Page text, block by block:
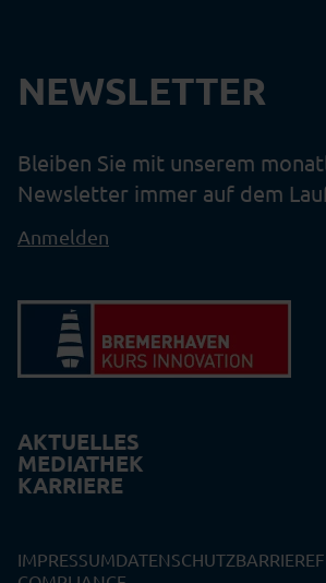
NEWSLETTER
Bleiben Sie mit unserem
Newsletter immer auf dem
Anmelden
AKTUELLES
MEDIATHEK
KARRIERE
IMPRESSUMDATENSCHUTZ